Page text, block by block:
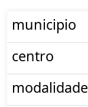
municipio
centro
modalidade